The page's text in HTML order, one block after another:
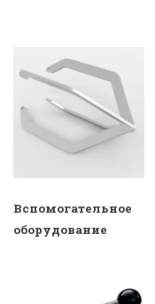
Вспомогательное
оборудование